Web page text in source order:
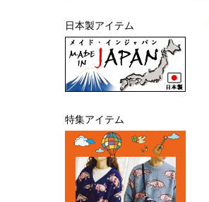
日本製アイテム
特集アイテム